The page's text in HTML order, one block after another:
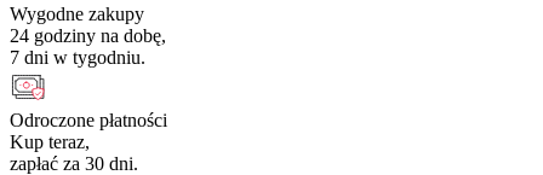
Wygodne zakupy
24 godziny na dobę,
7 dni w tygodniu.
Odroczone płatności
Kup teraz,
zapłać za 30 dni.